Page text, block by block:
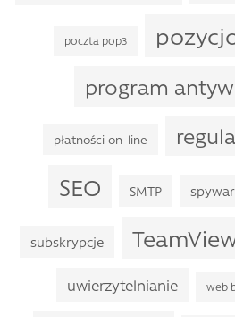
poczta pop3
program
płatności on-line
SEO SMTP
subskrypcje
uwierzytelnianie web